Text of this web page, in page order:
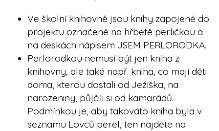
Ve školní knihovně jsou knihy zapojené do
projektu označené na hřbetě perličkou a
na deskách nápisem JSEM PERLORODKA.
Perlorodkou nemusí být jen kniha z
knihovny, ale také např. kniha, co mají děti
doma, kterou dostali od Ježíška, na
narozeniny, půjčili si od kamarádů.
Podmínkou je, aby takováto kniha byla v
seznamu Lovců perel, ten najdete na